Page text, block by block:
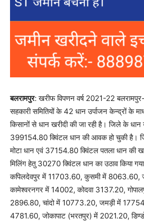
बलरामपुर: खरीफ विपणन वर्ष 2021-22
सहकारी समितियों के 42 धान उर्पाजन केन्द्रों के
किसानों से धान खरीदी की जा रही है। जिले के धान
399154.80 क्विंटल धान की आवक हो चुकी है।
मोटा धान एवं 37154.80 क्विंटल पतला धान की
मिलिंग हेतु 30270 क्विंटल धान का उठाव किया
कपिलदेवपुर में 11703.60, कुसमी में 8063.60,
कामेश्वरनगर में 14002, कोदवा 3137.20,
2896.80, चांदो में 10773.20, जमड़ी में
4781.60, जोकापाट (भरतपुर) में 2021.20,